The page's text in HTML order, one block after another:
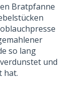
Bratpfanne
so lang
und
hat.